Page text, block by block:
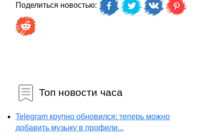
Поделиться новостью:
Топ новости часа
Telegram крупно обновился: теперь можно
добавить музыку в профили...